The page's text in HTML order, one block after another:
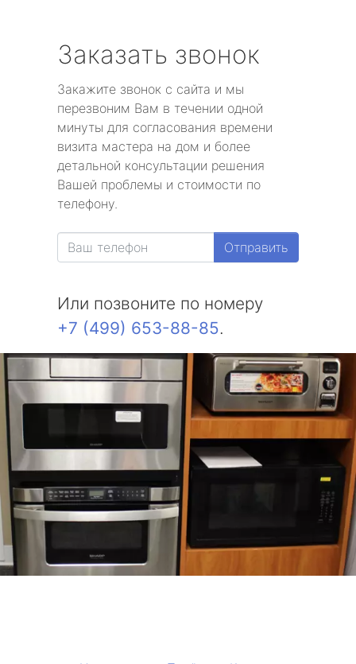
Заказать звонок
Закажите звонок с сайта и мы
перезвоним Вам в течении одной
минуты для согласования времени
визита мастера на дом и более
детальной консультации решения
Вашей проблемы и стоимости по
телефону.
Отправить
Или позвоните по номеру
+7 (499) 653-88-85.